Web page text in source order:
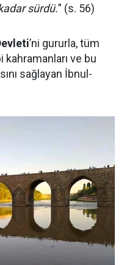
kadar sürdü.” (s. 56)
’ni gururla, tüm
kahramanları ve bu
sağlayan İbnul-